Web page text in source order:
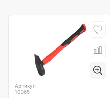
Артикул
10365